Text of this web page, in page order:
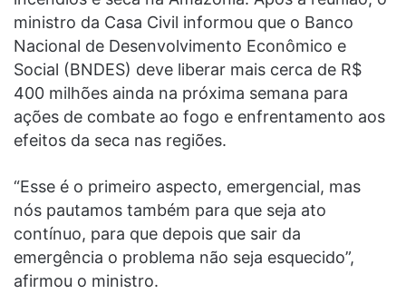
ministro da Casa Civil informou que o Banco
Nacional de Desenvolvimento Econômico e
Social (BNDES) deve liberar mais cerca de R$
400 milhões ainda na próxima semana para
ações de combate ao fogo e enfrentamento aos
efeitos da seca nas regiões.
“Esse é o primeiro aspecto, emergencial, mas
nós pautamos também para que seja ato
contínuo, para que depois que sair da
emergência o problema não seja esquecido”,
afirmou o ministro.